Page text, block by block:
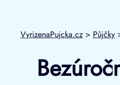
VyrizenaPujcka.cz > Půjčky